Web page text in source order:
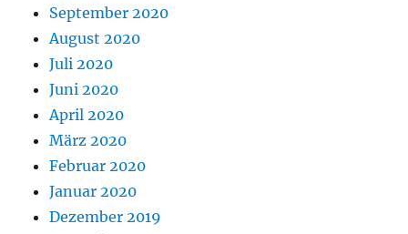
September 2020
August 2020
Juli 2020
Juni 2020
April 2020
März 2020
Februar 2020
Januar 2020
Dezember 2019